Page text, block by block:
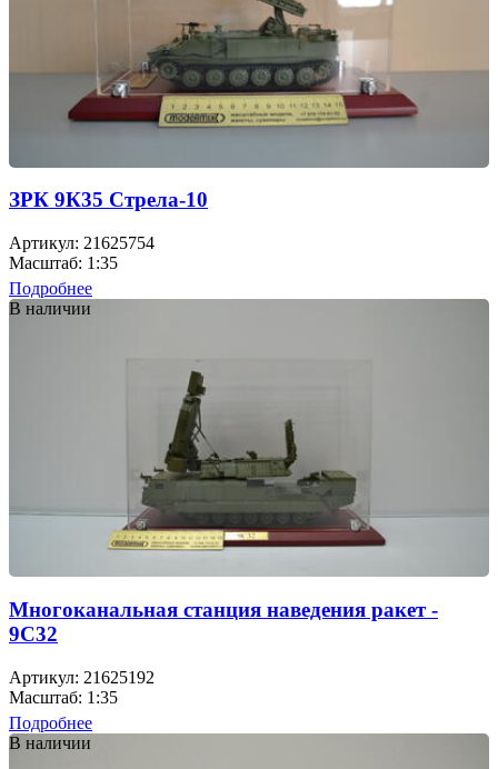
ЗРК 9К35 Стрела-10
Артикул: 21625754
Масштаб: 1:35
Подробнее
В наличии
Многоканальная станция наведения ракет -
9С32
Артикул: 21625192
Масштаб: 1:35
Подробнее
В наличии